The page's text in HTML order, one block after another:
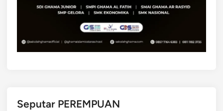
s
a
n
t
a
u
s
a
e
Seputar PEREMPUAN